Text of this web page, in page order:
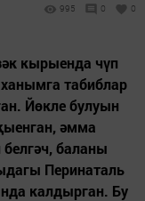
995 0 0
кырыенда чүп
табиблар
Йөкле булуын
әмма
баланы
Перинаталь
калдырган. Бу